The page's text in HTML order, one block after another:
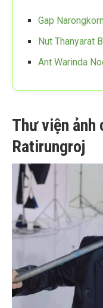
Gap
Nut Thanyarat
Ant Warinda
Thư viện ảnh
Ratirungroj